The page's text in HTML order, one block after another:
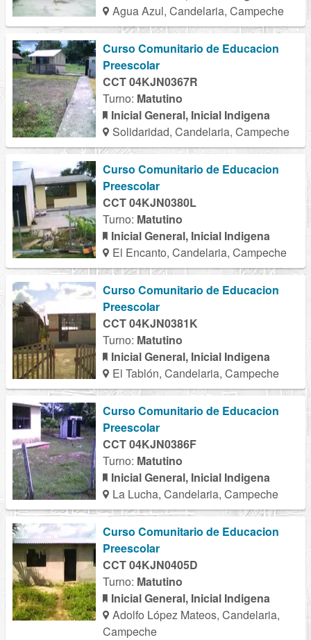
Agua Azul, Candelaria, Campeche
Curso Comunitario de Educacion
Preescolar
CCT 04KJN0367R
Turno: Matutino
Inicial General, Inicial Indigena
Solidaridad, Candelaria, Campeche
Curso Comunitario de Educacion
Preescolar
CCT 04KJN0380L
Turno: Matutino
Inicial General, Inicial Indigena
El Encanto, Candelaria, Campeche
Curso Comunitario de Educacion
Preescolar
CCT 04KJN0381K
Turno: Matutino
Inicial General, Inicial Indigena
El Tablón, Candelaria, Campeche
Curso Comunitario de Educacion
Preescolar
CCT 04KJN0386F
Turno: Matutino
Inicial General, Inicial Indigena
La Lucha, Candelaria, Campeche
Curso Comunitario de Educacion
Preescolar
CCT 04KJN0405D
Turno: Matutino
Inicial General, Inicial Indigena
Adolfo López Mateos, Candelaria,
Campeche